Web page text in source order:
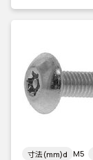
寸法(mm)d M5